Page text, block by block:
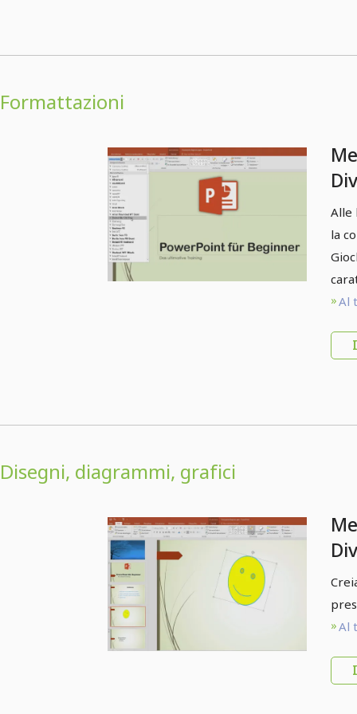
Formattazioni
Alle
la
Al
Disegni, diagrammi, grafici
Al